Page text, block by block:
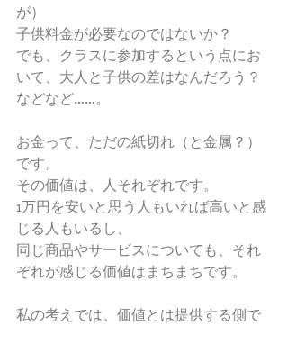
が）
子供料金が必要なのではないか？
でも、クラスに参加するという点にお
いて、大人と子供の差はなんだろう？
などなど……。
お金って、ただの紙切れ（と金属？）
です。
その価値は、人それぞれです。
1万円を安いと思う人もいれば高いと感
じる人もいるし、
同じ商品やサービスについても、それ
ぞれが感じる価値はまちまちです。
私の考えでは、価値とは提供する側で